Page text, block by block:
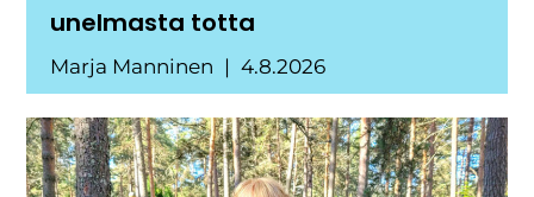
unelmasta totta
Marja Manninen 4.8.2026